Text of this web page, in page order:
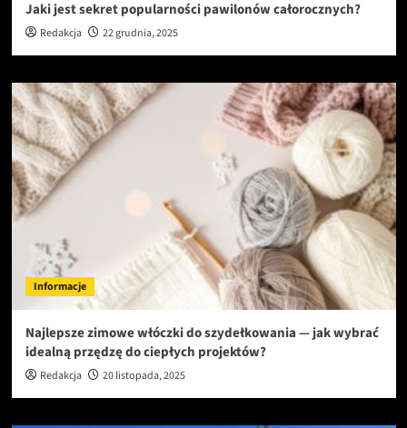
Jaki jest sekret popularności pawilonów całorocznych?
Redakcja 22 grudnia, 2025
Informacje
Najlepsze zimowe włóczki do szydełkowania — jak wybrać
idealną przędzę do ciepłych projektów?
Redakcja 20 listopada, 2025